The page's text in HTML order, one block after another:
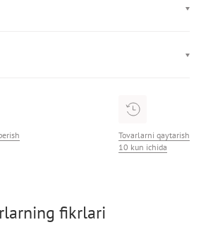
bir cho‘ntak
Tovarlarni qaytarish
10 kun ichida
fikrlari